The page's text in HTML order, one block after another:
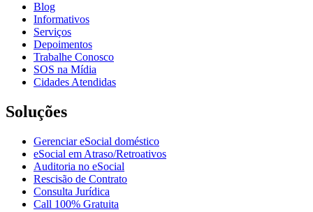
Blog
Informativos
Serviços
Depoimentos
Trabalhe Conosco
SOS na Mídia
Cidades Atendidas
Soluções
Gerenciar eSocial doméstico
eSocial em Atraso/Retroativos
Auditoria no eSocial
Rescisão de Contrato
Consulta Jurídica
Call 100% Gratuita